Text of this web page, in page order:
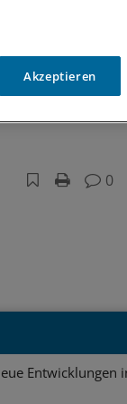
0
Entwicklungen
Akzeptieren